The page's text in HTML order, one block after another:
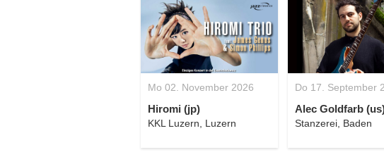
Mo 02. November 2026
Hiromi (jp)
KKL Luzern, Luzern
Do 17. September
Alec Goldfarb
Stanzerei, Baden